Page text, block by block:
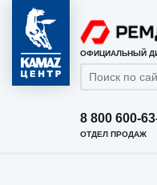
ОФИЦИАЛЬНЫЙ
8 800 600-
ОТДЕЛ ПРОДАЖ